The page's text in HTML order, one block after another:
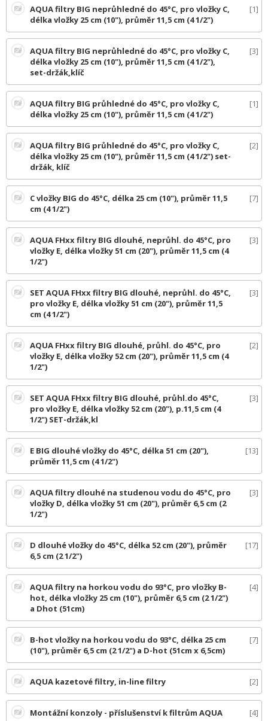
AQUA filtry BIG neprůhledné do 45°C, pro vložky C,
délka vložky 25 cm (10"), průměr 11,5 cm (4 1/2")
1
AQUA filtry BIG neprůhledné do 45°C, pro vložky C,
délka vložky 25 cm (10"), průměr 11,5 cm (4 1/2"),
set-držák,klíč
3
AQUA filtry BIG průhledné do 45°C, pro vložky C,
délka vložky 25 cm (10"), průměr 11,5 cm (4 1/2")
1
AQUA filtry BIG průhledné do 45°C, pro vložky C,
délka vložky 25 cm (10"), průměr 11,5 cm (4 1/2") set-
držák, klíč
2
C vložky BIG do 45°C, délka 25 cm (10"), průměr 11,5
cm (4 1/2")
7
AQUA FHxx filtry BIG dlouhé, neprůhl. do 45°C, pro
vložky E, délka vložky 51 cm (20"), průměr 11,5 cm (4
1/2")
3
SET AQUA FHxx filtry BIG dlouhé, neprůhl. do 45°C,
pro vložky E, délka vložky 51 cm (20"), průměr 11,5
cm (4 1/2")
3
AQUA FHxx filtry BIG dlouhé, průhl. do 45°C, pro
vložky E, délka vložky 52 cm (20"), průměr 11,5 cm (4
1/2")
2
SET AQUA FHxx filtry BIG dlouhé, průhl.do 45°C,
pro vložky E, délka vložky 52 cm (20"), p.11,5 cm (4
1/2") SET-držák,kl
3
E BIG dlouhé vložky do 45°C, délka 51 cm (20"),
průměr 11,5 cm (4 1/2")
13
AQUA filtry dlouhé na studenou vodu do 45°C, pro
vložky D, délka vložky 51 cm (20"), průměr 6,5 cm (2
1/2")
3
D dlouhé vložky do 45°C, délka 52 cm (20"), průměr
6,5 cm (2 1/2")
17
AQUA filtry na horkou vodu do 93°C, pro vložky B-
hot, délka vložky 25 cm (10"), průměr 6,5 cm (2 1/2")
a Dhot (51cm)
4
B-hot vložky na horkou vodu do 93°C, délka 25 cm
(10"), průměr 6,5 cm (2 1/2") a D-hot (51cm x 6,5cm)
7
AQUA kazetové filtry, in-line filtry 2
Montážní konzoly - příslušenství k filtrům AQUA 4